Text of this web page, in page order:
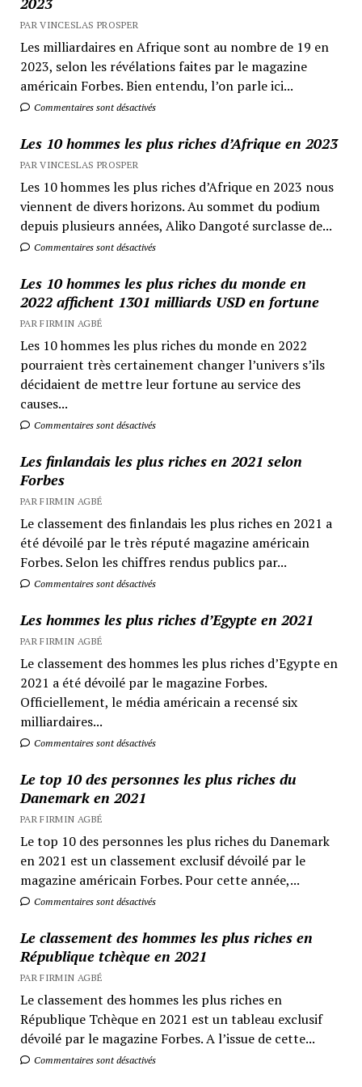
PAR VINCESLAS PROSPER
Les milliardaires en Afrique sont au nombre de 19 en
2023, selon les révélations faites par le magazine
américain Forbes. Bien entendu, l’on parle ici...
Commentaires sont désactivés
Les 10 hommes les plus riches d’Afrique en 2023
PAR VINCESLAS PROSPER
Les 10 hommes les plus riches d’Afrique en 2023 nous
viennent de divers horizons. Au sommet du podium
depuis plusieurs années, Aliko Dangoté surclasse de...
Commentaires sont désactivés
Les 10 hommes les plus riches du monde en
2022 affichent 1301 milliards USD en fortune
PAR FIRMIN AGBÉ
Les 10 hommes les plus riches du monde en 2022
pourraient très certainement changer l’univers s’ils
décidaient de mettre leur fortune au service des
causes...
Commentaires sont désactivés
Les finlandais les plus riches en 2021 selon
Forbes
PAR FIRMIN AGBÉ
Le classement des finlandais les plus riches en 2021 a
été dévoilé par le très réputé magazine américain
Forbes. Selon les chiffres rendus publics par...
Commentaires sont désactivés
Les hommes les plus riches d’Egypte en 2021
PAR FIRMIN AGBÉ
Le classement des hommes les plus riches d’Egypte en
2021 a été dévoilé par le magazine Forbes.
Officiellement, le média américain a recensé six
milliardaires...
Commentaires sont désactivés
Le top 10 des personnes les plus riches du
Danemark en 2021
PAR FIRMIN AGBÉ
Le top 10 des personnes les plus riches du Danemark
en 2021 est un classement exclusif dévoilé par le
magazine américain Forbes. Pour cette année,...
Commentaires sont désactivés
Le classement des hommes les plus riches en
République tchèque en 2021
PAR FIRMIN AGBÉ
Le classement des hommes les plus riches en
République Tchèque en 2021 est un tableau exclusif
dévoilé par le magazine Forbes. A l’issue de cette...
Commentaires sont désactivés